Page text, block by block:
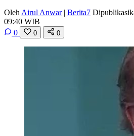
Oleh Airul Anwar | Berita7
09:40 WIB
0
0 0